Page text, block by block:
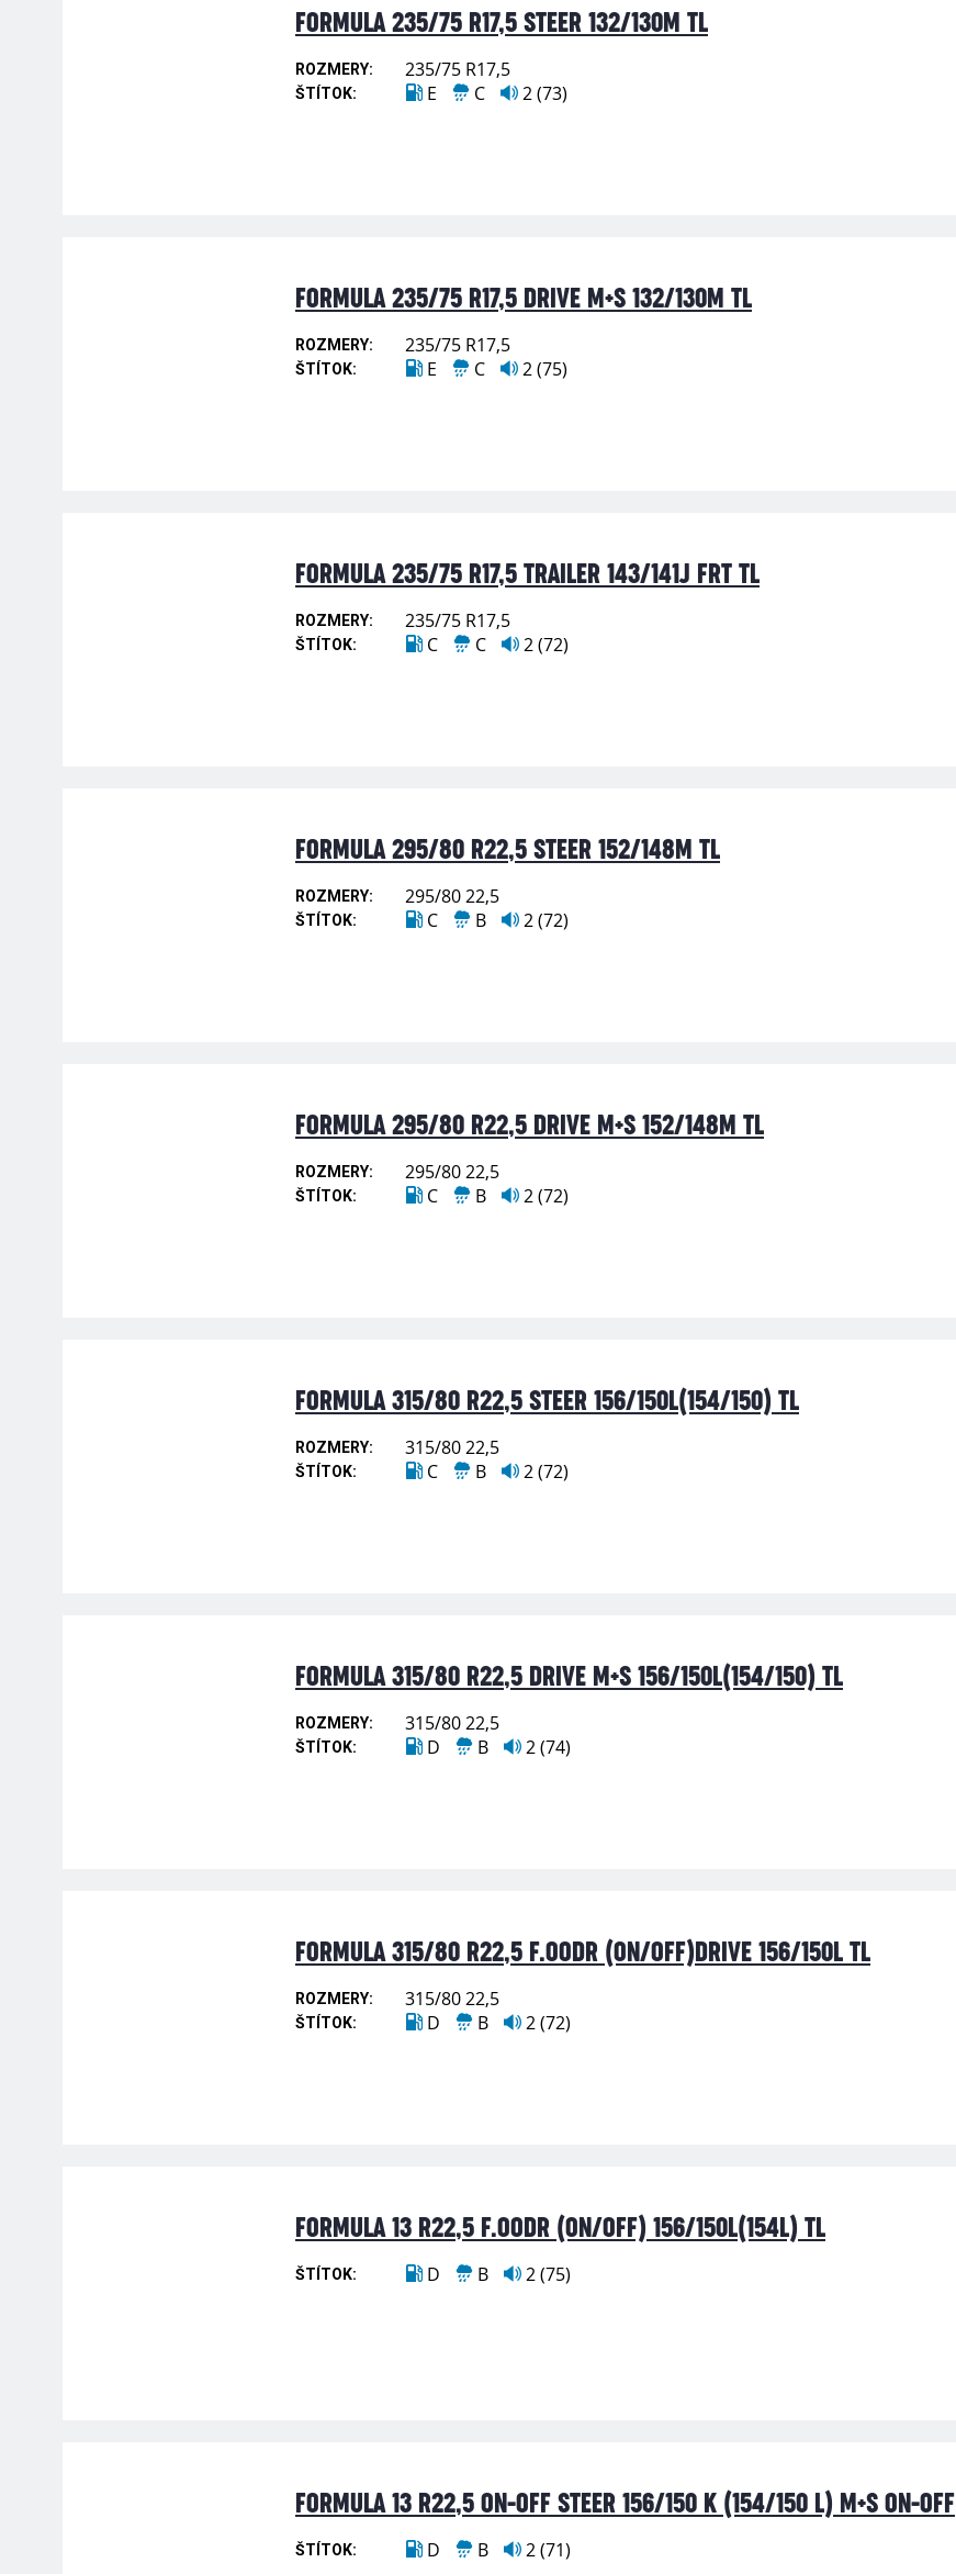
FORMULA 235/75 R17,5 STEER 132/130M TL
ROZMERY: 235/75 R17,5
ŠTÍTOK: E C 2 (73)
FORMULA 235/75 R17,5 DRIVE M+S 132/130M TL
ROZMERY: 235/75 R17,5
ŠTÍTOK: E C 2 (75)
FORMULA 235/75 R17,5 TRAILER 143/141J FRT TL
ROZMERY: 235/75 R17,5
ŠTÍTOK: C C 2 (72)
FORMULA 295/80 R22,5 STEER 152/148M TL
ROZMERY: 295/80 22,5
ŠTÍTOK: C B 2 (72)
FORMULA 295/80 R22,5 DRIVE M+S 152/148M TL
ROZMERY: 295/80 22,5
ŠTÍTOK: C B 2 (72)
FORMULA 315/80 R22,5 STEER 156/150L(154/150) TL
ROZMERY: 315/80 22,5
ŠTÍTOK: C B 2 (72)
FORMULA 315/80 R22,5 DRIVE M+S 156/150L(154/150) TL
ROZMERY: 315/80 22,5
ŠTÍTOK: D B 2 (74)
FORMULA 315/80 R22,5 F.OODR (ON/OFF)DRIVE 156/150L TL
ROZMERY: 315/80 22,5
ŠTÍTOK: D B 2 (72)
FORMULA 13 R22,5 F.OODR (ON/OFF) 156/150L(154L) TL
ŠTÍTOK: D B 2 (75)
FORMULA 13 R22,5 ON-OFF STEER 156/150 K (154/150 L) M+S ON-OFF
ŠTÍTOK: D B 2 (71)